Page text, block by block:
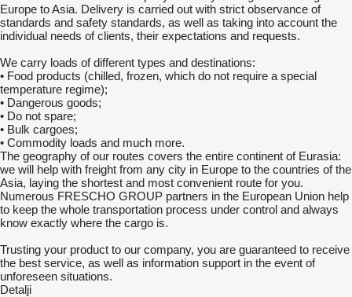
Europe to Asia. Delivery is carried out with strict observance of
standards and safety standards, as well as taking into account the
individual needs of clients, their expectations and requests.
We carry loads of different types and destinations:
• Food products (chilled, frozen, which do not require a special
temperature regime);
• Dangerous goods;
• Do not spare;
• Bulk cargoes;
• Commodity loads and much more.
The geography of our routes covers the entire continent of Eurasia:
we will help with freight from any city in Europe to the countries of the
Asia, laying the shortest and most convenient route for you.
Numerous FRESCHO GROUP partners in the European Union help
to keep the whole transportation process under control and always
know exactly where the cargo is.
Trusting your product to our company, you are guaranteed to receive
the best service, as well as information support in the event of
unforeseen situations.
Detalji